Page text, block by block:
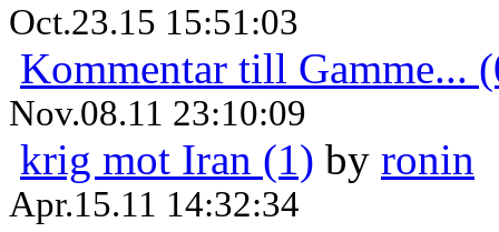
Oct.23.15 15:51:03
Kommentar till Gamme...
Nov.08.11 23:10:09
krig mot Iran (1) by ronin
Apr.15.11 14:32:34